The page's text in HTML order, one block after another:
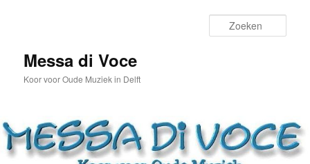
inhoudMessa di Voce
Koor voor Oude Muziek in Delft